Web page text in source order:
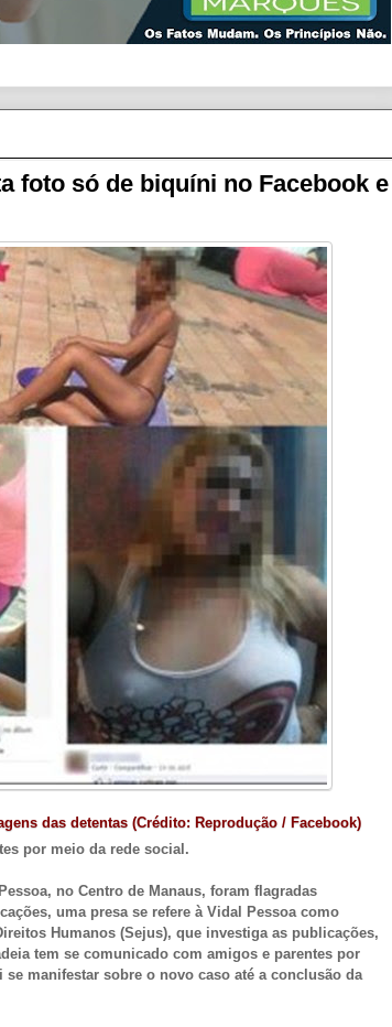
foto só de biquíni no Facebook e
das detentas (Crédito: Reprodução / Facebook)
por meio da rede social.
no Centro de Manaus, foram flagradas
uma presa se refere à Vidal Pessoa como
Humanos (Sejus), que investiga as publicações,
tem se comunicado com amigos e parentes por
manifestar sobre o novo caso até a conclusão da